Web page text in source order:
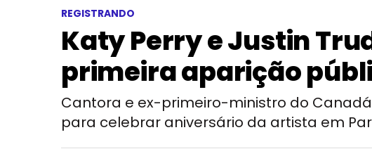
REGISTRANDO
Katy Perry e Justin
primeira aparição
Cantora e ex-primeiro-ministro do
para celebrar aniversário da artista em